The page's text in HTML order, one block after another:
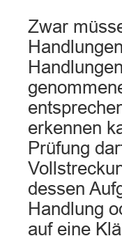
Zwar
erkennen
Prüfung
dessen
Handlung
auf eine